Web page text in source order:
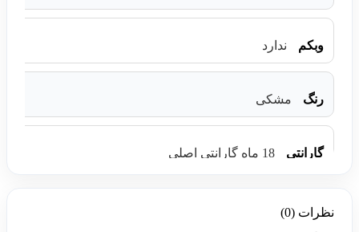
وبکم ندارد
رنگ مشکی
گارانتی 18 ماه گارانتی اصلی
نظرات (0)